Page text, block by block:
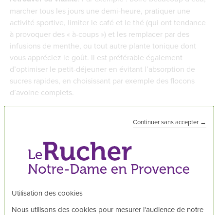
Continuer sans accepter →
Utilisation des cookies
Nous utilisons des cookies pour mesurer l'audience de notre
marcher tous les jours une demi-heure, pratiquer une
activité sportive, limiter le café et le thé (qui ont tendance
à provoquer des « à-coups ») et les remplacer par des
infusions de menthe, ou tout autre plante tonique dont
vous appréciez le goût. Il est préférable également
d’optimiser le petit-déjeuner en évitant l’absorption de
sucres rapides, en choisissant par exemple des flocons
d’avoine complets.
sécréter de l'insuline pour réguler l’élévation rapide du
taux est régulé, la glycémie chute, c’est l'hypoglycémie, le
coup de fatigue et la fringale de onze heures. Le corps
réclame alors à nouveau du sucre… c’est le cercle vicieux.
Les compléments alimentaires